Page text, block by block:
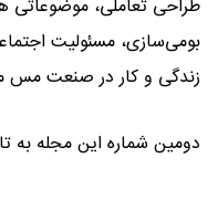
طراحی تعاملی، موضوعاتی
بومی‌سازی، مسئولیت
زندگی و کار در صنعت مس
دومین شماره این مجله به